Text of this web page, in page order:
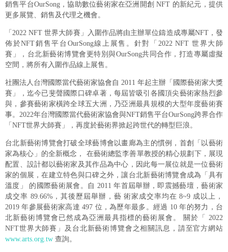
銷售平台OurSong，協助數位藝術家在亞洲開創 NFT 的新紀元，提供
更多展覽、銷售及代理之機會。
「2022 NFT 世界大師賽」入圍作品將由主辦單位鑄造成專屬NFT，發
佈於NFT銷售平台OurSong線上展售。針對「2022 NFT 世界大師
賽」，台北新藝術博覽會更特別與OurSong共同合作，打造專屬虛擬
空間，將所有入圍作品線上展售。
社團法人台灣國際當代藝術家協會自 2011 年起主辦「國際藝術家大獎
賽」，迄今已斐聲國際口碑卓著，每屆皆吸引各國頂尖藝術家熱烈參
與，參賽藝術家橫跨全球五大洲，乃亞洲最具規模的大型年度藝術賽
事。2022年台灣國際當代藝術家協會與NFT銷售平台OurSong跨界合作
「NFT世界大師賽」，再度於藝術界掀起跨世代的轉型巨浪。
台北新藝術博覽會打破全球藝博會以畫廊為主的慣例，首創「以藝術
家為核心」的全新概念， 在藝術總監李善單教授的精心規劃下，展現
配置、設計都以藝術家及其作品為中心，因此每一展位就是一位藝術
家的個展，在建立特色與口碑之外，讓台北新藝術博覽會成為「具有
溫度」 的國際藝術展會。自 2011 年首屆舉辦，即震撼藝壇，藝術家
成交率 89.66%，其後歷屆舉辦，藝 術家成交率均在 8~9 成以上，
2019 年參展藝術家高達 497 位，為歷年最多。經過 10 年的努力，台
北新藝術博覽會已然成為亞洲最具指標的藝術展會。 關於「 2022
NFT世界大師賽」及台北新藝術博覽會之相關訊息，請至官方網站
www.arts.org.tw 查詢。